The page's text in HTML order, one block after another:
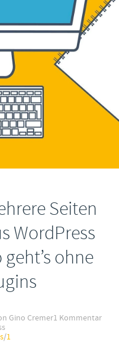
Seiten
WordPress
ohne
Gino Cremer1 Kommentar
/1